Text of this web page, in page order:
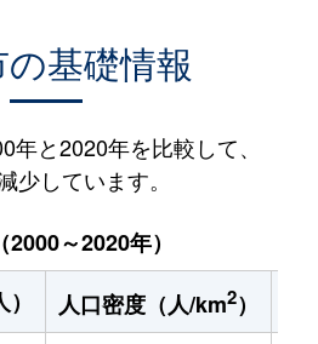
基礎情報
と2020年を比較して、
少しています。
～2020年）
人口密度（人/km2）